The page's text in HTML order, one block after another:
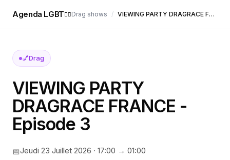
Agenda LGBT🏳️‍🌈Drag shows / VIEWING PARTY DRAGRACE FRANCE - Episode 3
💅Drag
VIEWING PARTY
DRAGRACE FRANCE -
Episode 3
📅Jeudi 23 Juillet 2026 · 17:00 → 01:00